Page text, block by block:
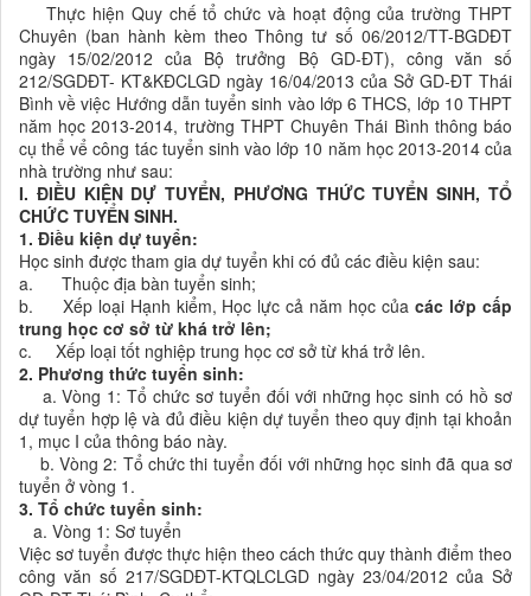
Thực hiện Quy chế tổ chức và hoạt động của trường THPT
Chuyên (ban hành kèm theo Thông tư số 06/2012/TT-BGDĐT
ngày 15/02/2012 của Bộ trưởng Bộ GD-ĐT), công văn số
212/SGDĐT- KT&KĐCLGD ngày 16/04/2013 của Sở GD-ĐT Thái
Bình về việc Hướng dẫn tuyển sinh vào lớp 6 THCS, lớp 10 THPT
năm học 2013-2014, trường THPT Chuyên Thái Bình thông báo
cụ thể vể công tác tuyển sinh vào lớp 10 năm học 2013-2014 của
nhà trường như sau:
I. ĐIỀU KIỆN DỰ TUYỂN, PHƯƠNG THỨC TUYỂN SINH, TỔ
CHỨC TUYỂN SINH.
1. Điều kiện dự tuyển:
Học sinh được tham gia dự tuyển khi có đủ các điều kiện sau:
a. Thuộc địa bàn tuyển sinh;
b. Xếp loại Hạnh kiểm, Học lực cả năm học củacác lớp cấp
trung học cơ sở từ khá trở lên;
c. Xếp loại tốt nghiệp trung học cơ sở từ khá trở lên.
2. Phương thức tuyển sinh:
a. Vòng 1: Tổ chức sơ tuyển đối với những học sinh có hồ sơ
dự tuyển hợp lệ và đủ điều kiện dự tuyển theo quy định tại khoản
1, mục I của thông báo này.
b. Vòng 2: Tổ chức thi tuyển đối với những học sinh đã qua sơ
tuyển ở vòng 1.
3. Tổ chức tuyển sinh:
a. Vòng 1: Sơ tuyển
Việc sơ tuyển được thực hiện theo cách thức quy thành điểm theo
công văn số 217/SGDĐT-KTQLCLGD ngày 23/04/2012 của Sở